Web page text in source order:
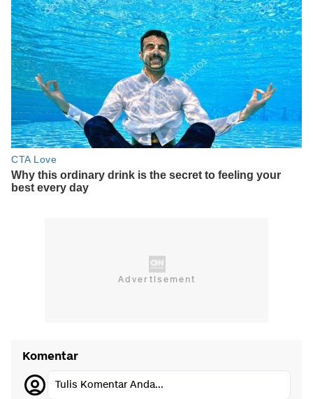
Komentar
Tulis Komentar Anda...